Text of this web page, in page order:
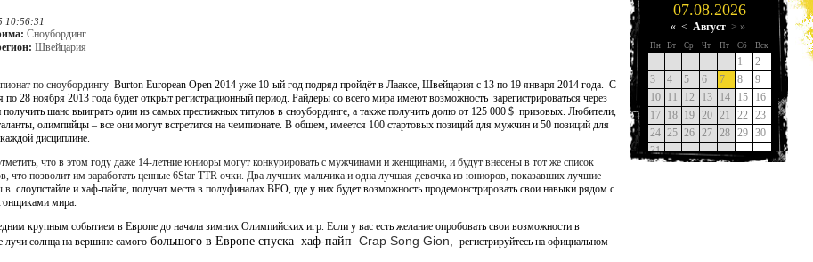
10:56:31
Сноубординг
Швейцария
по сноубордингу Burton European Open 2014 уже 10-ый год подряд пройдёт в Лааксе, Швейцария с 13 по 19 января 2014 года. С
по 28 ноября 2013 года будет открыт регистрационный период. Райдеры со всего мира имеют возможность зарегистрироваться через
получить шанс выиграть один из самых престижных титулов в сноубординге, а также получить долю от 125 000 $ призовых. Любители,
олимпийцы – все они могут встретится на чемпионате. В общем, имеется 100 стартовых позиций для мужчин и 50 позиций для
дисциплине.
что в этом году даже 14-летние юниоры могут конкурировать с мужчинами и женщинами, и будут внесены в тот же список
что позволит им заработать ценные 6Star TTR очки. Два лучших мальчика и одна лучшая девочка из юниоров, показавших лучшие
в слоупстайле и хаф-пайпе, получат места в полуфиналах BEO, где у них будет возможность продемонстрировать свои навыки рядом с
мира.
крупным событием в Европе до начала зимних Олимпийских игр. Если у вас есть желание опробовать свои возможности в
лучи солнца на вершине самого большого в Европе спуска хаф-пайп Crap Song Gion,
регистрируйтесь на официальном